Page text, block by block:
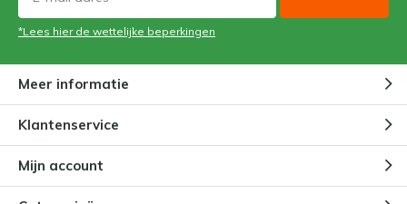
*Lees hier de wettelijke beperkingen
Meer informatie
Klantenservice
Mijn account